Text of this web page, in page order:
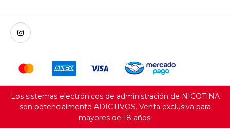
Los sistemas electrónicos de administración de NICOTINA
son potencialmente ADICTIVOS. Venta exclusiva para
mayores de 18 años.